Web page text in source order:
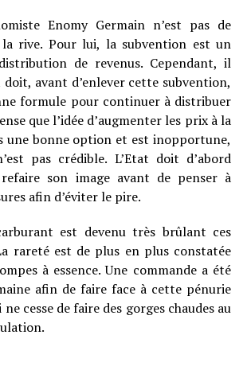
Enomy Germain n’est pas de
rive. Pour lui, la subvention est un
de revenus. Cependant, il
doit, avant d’enlever cette subvention,
formule pour continuer à distribuer
que l’idée d’augmenter les prix à la
une bonne option et est inopportune,
pas crédible. L’Etat doit d’abord
son image avant de penser à
afin d’éviter le pire.
est devenu très brûlant ces
rareté est de plus en plus constatée
à essence. Une commande a été
afin de faire face à cette pénurie
cesse de faire des gorges chaudes au